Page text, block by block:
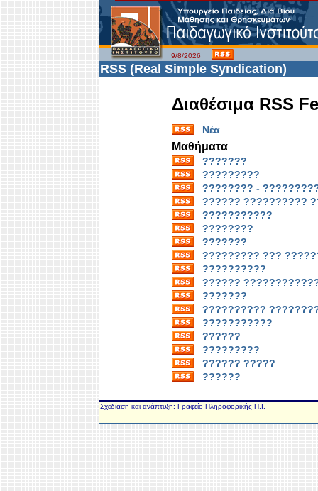
9/8/2026
RSS (Real Simple Syndication)
Διαθέσιμα RSS
Νέα
Μαθήματα
???????
?????????
???????? -
?????? ??????????
???????????
????????
???????
????????? ???
??????????
??????
???????
??????????
???????????
??????
?????????
?????? ?????
??????
Σχεδίαση και ανάπτυξη: Γραφείο Πληροφορικής Π.Ι.